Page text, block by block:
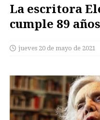
La escritora
cumple 89 años
jueves 20 de mayo de 2021